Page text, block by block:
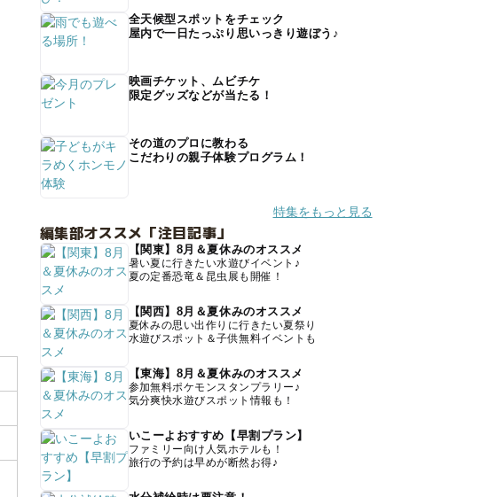
全天候型スポットをチェック
屋内で一日たっぷり思いっきり遊ぼう♪
映画チケット、ムビチケ
限定グッズなどが当たる！
その道のプロに教わる
こだわりの親子体験プログラム！
特集をもっと見る
編集部オススメ「注目記事」
【関東】8月＆夏休みのオススメ
暑い夏に行きたい水遊びイベント♪
夏の定番恐竜＆昆虫展も開催！
【関西】8月＆夏休みのオススメ
夏休みの思い出作りに行きたい夏祭り
水遊びスポット＆子供無料イベントも
【東海】8月＆夏休みのオススメ
参加無料ポケモンスタンプラリー♪
気分爽快水遊びスポット情報も！
いこーよおすすめ【早割プラン】
ファミリー向け人気ホテルも！
旅行の予約は早めが断然お得♪